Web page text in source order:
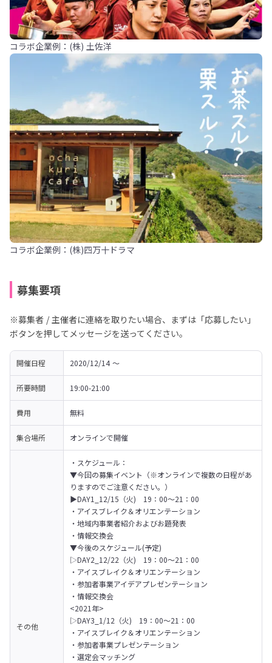
コラボ企業例：(株) 土佐洋
コラボ企業例：(株)四万十ドラマ
募集要項
※募集者 / 主催者に連絡を取りたい場合、まずは「応募したい」
ボタンを押してメッセージを送ってください。
開催日程 2020/12/14 〜
所要時間 19:00-21:00
費用 無料
集合場所 オンラインで開催
その他
・スケジュール：
▼今回の募集イベント（※オンラインで複数の日程があ
りますのでご注意ください。）
▶DAY1_12/15（火)　19：00～21：00
・アイスブレイク＆オリエンテーション
・地域内事業者紹介およびお題発表
・情報交換会
▼今後のスケジュール(予定)
▷DAY2_12/22（火)　19：00～21：00
・アイスブレイク＆オリエンテーション
・参加者事業アイデアプレゼンテーション
・情報交換会
<2021年>
▷DAY3_1/12（火)　19：00～21：00
・アイスブレイク＆オリエンテーション
・参加者事業プレゼンテーション
・選定会マッチング